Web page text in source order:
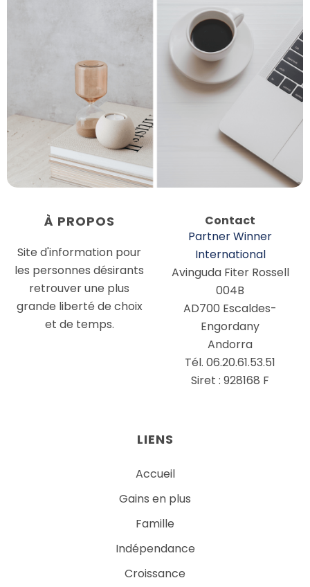
À PROPOS
Site d'information pour
les personnes désirants
retrouver une plus
grande liberté de choix
et de temps.
Contact
Partner Winner
International
Avinguda Fiter Rossell
004B
AD700 Escaldes-
Engordany
Andorra
Tél. 06.20.61.53.51
Siret : 928168 F
LIENS
Accueil
Gains en plus
Famille
Indépendance
Croissance